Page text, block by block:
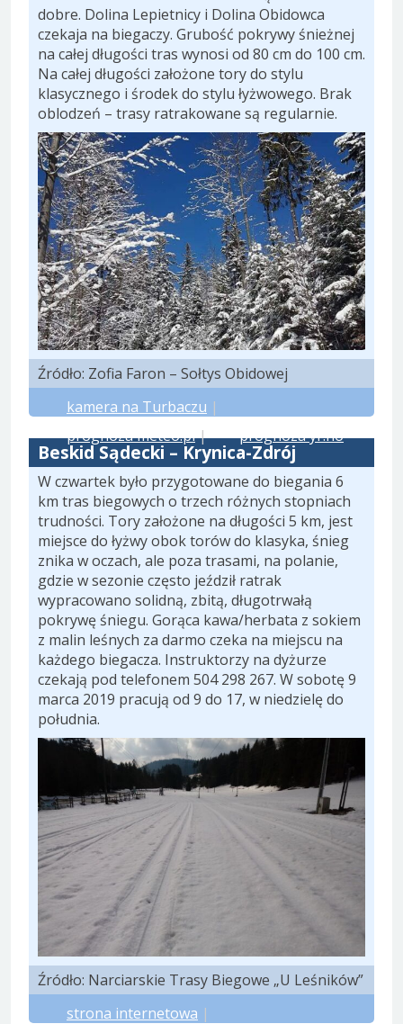
dobre. Dolina Lepietnicy i Dolina Obidowca
czekaja na biegaczy. Grubość pokrywy śnieżnej
na całej długości tras wynosi od 80 cm do 100 cm.
Na całej długości założone tory do stylu
klasycznego i środek do stylu łyżwowego. Brak
oblodzeń – trasy ratrakowane są regularnie.
Źródło: Zofia Faron – Sołtys Obidowej
kamera na Turbaczu |
prognoza meteo.pl| prognoza yr.no
Beskid Sądecki – Krynica-Zdrój
W czwartek było przygotowane do biegania 6
km tras biegowych o trzech różnych stopniach
trudności. Tory założone na długości 5 km, jest
miejsce do łyżwy obok torów do klasyka, śnieg
znika w oczach, ale poza trasami, na polanie,
gdzie w sezonie często jeździł ratrak
wypracowano solidną, zbitą, długotrwałą
pokrywę śniegu. Gorąca kawa/herbata z sokiem
z malin leśnych za darmo czeka na miejscu na
każdego biegacza. Instruktorzy na dyżurze
czekają pod telefonem 504 298 267. W sobotę 9
marca 2019 pracują od 9 do 17, w niedzielę do
południa.
Źródło: Narciarskie Trasy Biegowe „U Leśników”
strona internetowa |